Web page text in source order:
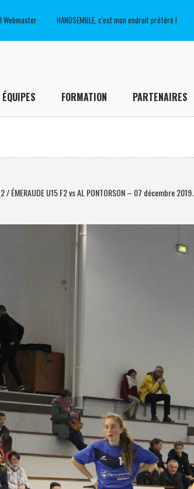
Webmaster HANDSEMBLE, c'est mon endroit préféré !
ÉQUIPES FORMATION PARTENAIRES
/ ÉMERAUDE U15 F2 vs AL PONTORSON – 07 décembre 2019.